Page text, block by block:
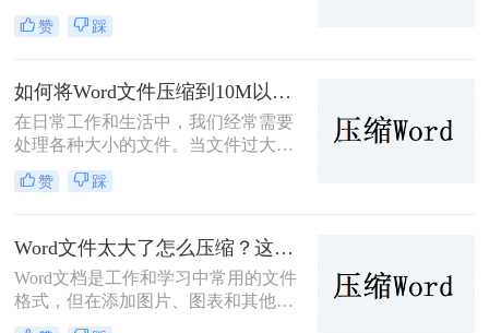
问题。为了应对这些问题，可以采用
以下几种方法来压缩Word文档的大
将介绍三种有效的方法，并对每种方
法进行简要分析。
赞 踩
如何将Word文件压缩到10M以内？介绍三个高效的方法！
在日常工作和生活中，我们经常需要
处理各种大小的文件。当文件过大
时，不仅占用存储空间，还会影响传
输速度。因此，将文件压缩到合适的
压缩到10M以内呢？本文将介绍三种
将文件压缩到10M以内的方法。
赞 踩
Word文件太大了怎么压缩？这四个快速方法值得试试！
Word文档是工作和学习中常用的文件
格式，但在添加图片、图表和其他媒
体元素后，文件大小可能会迅速增